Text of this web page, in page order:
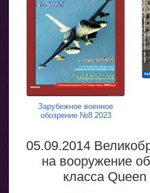
Зарубежное военное
обозрение №8 2023
05.09.2014
на вооружение
класса